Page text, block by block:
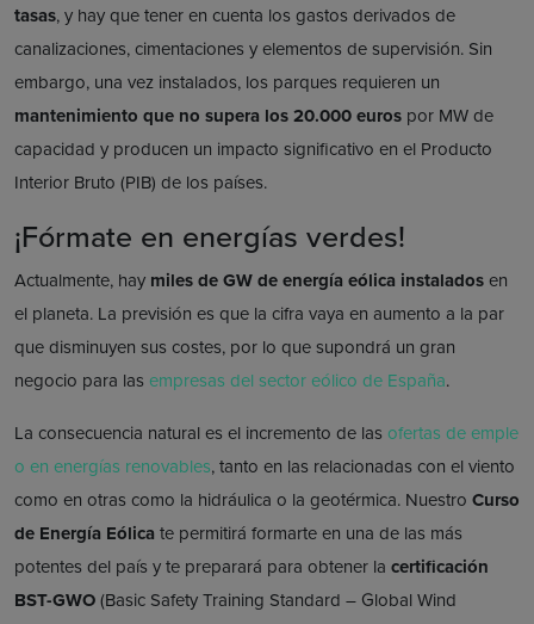
tasas, y hay que tener en cuenta los gastos derivados de
canalizaciones, cimentaciones y elementos de supervisión. Sin
embargo, una vez instalados, los parques requieren un
mantenimiento que no supera los 20.000 euros por MW de
capacidad y producen un impacto significativo en el Producto
Interior Bruto (PIB) de los países.
¡Fórmate en energías verdes!
Actualmente, hay miles de GW de energía eólica instaladosen
el planeta. La previsión es que la cifra vaya en aumento a la par
que disminuyen sus costes, por lo que supondrá un gran
negocio para las empresas del sector eólico de España.
La consecuencia natural es el incremento de las ofertas de emple
o en energías renovables, tanto en las relacionadas con el viento
como en otras como la hidráulica o la geotérmica. Nuestro Curso
de Energía Eólica te permitirá formarte en una de las más
potentes del país y te preparará para obtener la certificación
BST-GWO(Basic Safety Training Standard – Global Wind